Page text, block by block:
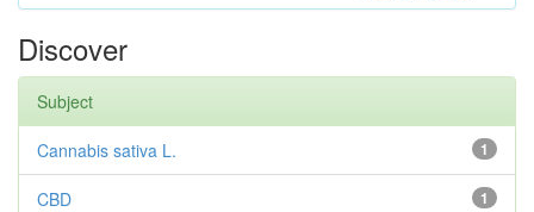
Discover
Subject
1
Cannabis sativa L.
1
CBD